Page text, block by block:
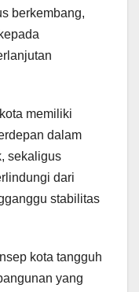
berkembang,
memiliki
dalam
sekaligus
dari
stabilitas
kota tangguh
yang